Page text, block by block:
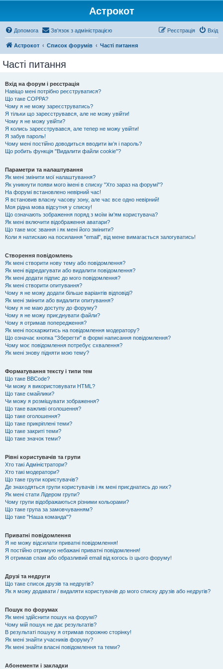
Астрокот
Допомога Зв'язок з адміністрацією Вхід
Реєстрація
Астрокот Список форумів Часті питання
Часті питання
Вхід на форум і реєстрація
Навіщо мені потрібно реєструватися?
Що таке COPPA?
Чому я не можу зареєструватись?
Я тільки що зареєструвався, але не можу увійти!
Чому я не можу увійти?
Я колись зареєструвався, але тепер не можу увійти!
Я забув пароль!
Чому мені постійно доводиться вводити ім’я і пароль?
Що робить функція "Видалити файли cookie"?
Параметри та налаштування
Як мені змінити мої налаштування?
Як уникнути появи мого імені в списку "Хто зараз на форумі"?
На форумі встановлено невірний час!
Я встановив власну часову зону, але час все одно невірний!
Моя рідна мова відсутня у списку!
Що означають зображення поряд з моїм ім'ям користувача?
Як мені включити відображення аватари?
Що таке моє звання і як мені його змінити?
Коли я натискаю на посилання "email", від мене вимагається залогуватись!
Створення повідомлень
Як мені створити нову тему або повідомлення?
Як мені відредагувати або видалити повідомлення?
Як мені додати підпис до мого повідомлення?
Як мені створити опитування?
Чому я не можу додати більше варіантів відповіді?
Як мені змінити або видалити опитування?
Чому я не маю доступу до форуму?
Чому я не можу приєднувати файли?
Чому я отримав попередження?
Як мені поскаржитись на повідомлення модератору?
Що означає кнопка "Зберегти" в формі написання повідомлення?
Чому моє повідомлення потребує схвалення?
Як мені знову підняти мою тему?
Форматування тексту і типи тем
Що таке BBCode?
Чи можу я використовувати HTML?
Що таке смайлики?
Чи можу я розміщувати зображення?
Що таке важливі оголошення?
Що таке оголошення?
Що таке прикріплені теми?
Що таке закриті теми?
Що таке значок теми?
Рівні користувачів та групи
Хто такі Адміністратори?
Хто такі модератори?
Що таке групи користувачів?
Де знаходяться групи користувачів і як мені приєднатись до них?
Як мені стати Лідером групи?
Чому групи відображаються різними кольорами?
Що таке група за замовчуванням?
Що таке "Наша команда"?
Приватні повідомлення
Я не можу відсилати приватні повідомлення!
Я постійно отримую небажані приватні повідомлення!
Я отримав спам або образливий email від когось із цього форуму!
Друзі та недруги
Що таке список друзів та недругів?
Як я можу додавати / видаляти користувачів до мого списку друзів або недругів?
Пошук по форумах
Як мені здійснити пошук на форумі?
Чому мій пошук не дає результатів?
В результаті пошуку я отримав порожню сторінку!
Як мені знайти учасників форуму?
Як мені знайти власні повідомлення та теми?
Абонементи і закладки